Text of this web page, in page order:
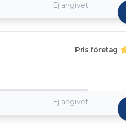
Ej angivet
Pris företag
Ej angivet